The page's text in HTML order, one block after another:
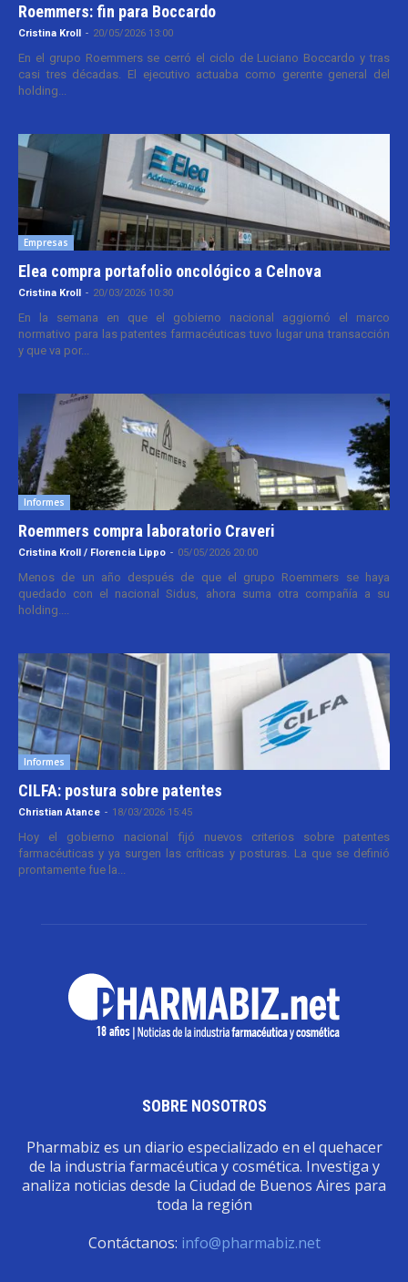
Roemmers: fin para Boccardo
Cristina Kroll - 20/05/2026 13:00
En el grupo Roemmers se cerró el ciclo de Luciano Boccardo y tras
casi tres décadas. El ejecutivo actuaba como gerente general del
holding...
Empresas
Elea compra portafolio oncológico a Celnova
Cristina Kroll - 20/03/2026 10:30
En la semana en que el gobierno nacional aggiornó el marco
normativo para las patentes farmacéuticas tuvo lugar una transacción
y que va por...
Informes
Roemmers compra laboratorio Craveri
Cristina Kroll / Florencia Lippo - 05/05/2026 20:00
Menos de un año después de que el grupo Roemmers se haya
quedado con el nacional Sidus, ahora suma otra compañía a su
holding....
Informes
CILFA: postura sobre patentes
Christian Atance - 18/03/2026 15:45
Hoy el gobierno nacional fijó nuevos criterios sobre patentes
farmacéuticas y ya surgen las críticas y posturas. La que se definió
prontamente fue la...
SOBRE NOSOTROS
Pharmabiz es un diario especializado en el quehacer
de la industria farmacéutica y cosmética. Investiga y
analiza noticias desde la Ciudad de Buenos Aires para
toda la región
Contáctanos: info@pharmabiz.net